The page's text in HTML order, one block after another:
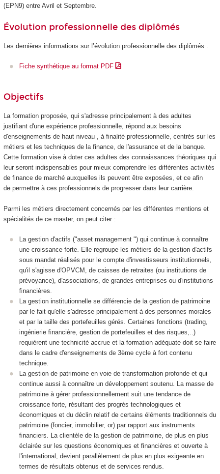
(EPN9) entre Avril et Septembre.
Évolution professionnelle des diplômés
Les dernières informations sur l’évolution professionnelle des diplômés :
Fiche synthétique au format PDF
Objectifs
La formation proposée, qui s'adresse principalement à des adultes
justifiant d'une expérience professionnelle, répond aux besoins
d'enseignements de haut niveau , à finalité professionnelle, centrés sur les
métiers et les techniques de la finance, de l'assurance et de la banque.
Cette formation vise à doter ces adultes des connaissances théoriques qui
leur seront indispensables pour mieux comprendre les différentes activités
de finance de marché auxquelles ils peuvent être exposées, et ce afin
de permettre à ces professionnels de progresser dans leur carrière.
Parmi les métiers directement concernés par les différentes mentions et
spécialités de ce master, on peut citer :
La gestion d'actifs ("asset management ") qui continue à connaître
une croissance forte. Elle regroupe les métiers de la gestion d'actifs
sous mandat réalisés pour le compte d'investisseurs institutionnels,
qu'il s'agisse d'OPVCM, de caisses de retraites (ou institutions de
prévoyance), d'associations, de grandes entreprises ou d'institutions
financières.
La gestion institutionnelle se différencie de la gestion de patrimoine
par le fait qu'elle s'adresse principalement à des personnes morales
et par la taille des portefeuilles gérés. Certaines fonctions (trading,
ingénierie financière, gestion de portefeuilles et des risques,..)
requièrent une technicité accrue et la formation adéquate doit se faire
dans le cadre d'enseignements de 3ème cycle à fort contenu
technique.
La gestion de patrimoine en voie de transformation profonde et qui
continue aussi à connaître un développement soutenu. La masse de
patrimoine à gérer professionnellement suit une tendance de
croissance forte, résultant des progrès technologiques et
économiques et du déclin relatif de certains éléments traditionnels du
patrimoine (foncier, immobilier, or) par rapport aux instruments
financiers. La clientèle de la gestion de patrimoine, de plus en plus
éclairée sur les questions économiques et financières et ouverte à
l'international, devient parallèlement de plus en plus exigeante en
termes de résultats obtenus et de services rendus.